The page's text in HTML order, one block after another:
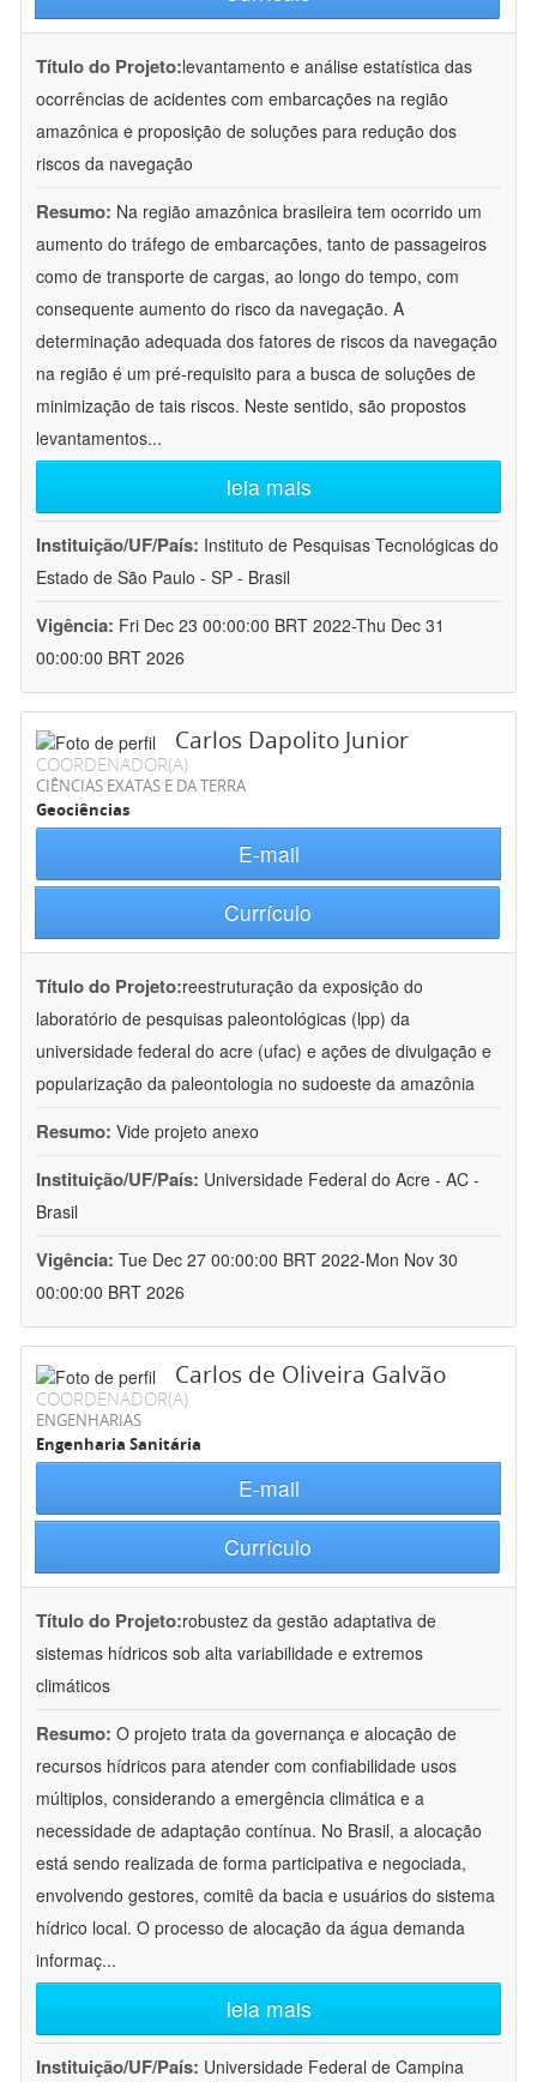
Título do Projeto:levantamento e análise estatística das
ocorrências de acidentes com embarcações na região
amazônica e proposição de soluções para redução dos
riscos da navegação
Resumo: Na região amazônica brasileira tem ocorrido um
aumento do tráfego de embarcações, tanto de passageiros
como de transporte de cargas, ao longo do tempo, com
consequente aumento do risco da navegação. A
determinação adequada dos fatores de riscos da navegação
na região é um pré-requisito para a busca de soluções de
minimização de tais riscos. Neste sentido, são propostos
levantamentos...
leia mais
Instituição/UF/País: Instituto de Pesquisas Tecnológicas do
Estado de São Paulo - SP - Brasil
Vigência: Fri Dec 23 00:00:00 BRT 2022-Thu Dec 31
00:00:00 BRT 2026
Carlos Dapolito Junior
COORDENADOR(A)
CIÊNCIAS EXATAS E DA TERRA
Geociências
E-mail
Currículo
Título do Projeto:reestruturação da exposição do
laboratório de pesquisas paleontológicas (lpp) da
universidade federal do acre (ufac) e ações de divulgação e
popularização da paleontologia no sudoeste da amazônia
Resumo: Vide projeto anexo
Instituição/UF/País: Universidade Federal do Acre - AC -
Brasil
Vigência: Tue Dec 27 00:00:00 BRT 2022-Mon Nov 30
00:00:00 BRT 2026
Carlos de Oliveira Galvão
COORDENADOR(A)
ENGENHARIAS
Engenharia Sanitária
E-mail
Currículo
Título do Projeto:robustez da gestão adaptativa de
sistemas hídricos sob alta variabilidade e extremos
climáticos
Resumo: O projeto trata da governança e alocação de
recursos hídricos para atender com confiabilidade usos
múltiplos, considerando a emergência climática e a
necessidade de adaptação contínua. No Brasil, a alocação
está sendo realizada de forma participativa e negociada,
envolvendo gestores, comitê da bacia e usuários do sistema
hídrico local. O processo de alocação da água demanda
informaç...
leia mais
Instituição/UF/País: Universidade Federal de Campina